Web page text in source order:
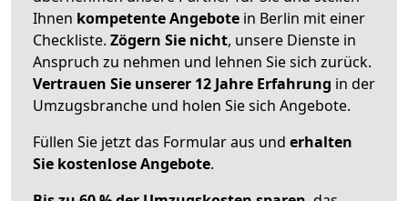
Ihnen kompetente Angebote in Berlin mit einer
Checkliste. Zögern Sie nicht, unsere Dienste in
Anspruch zu nehmen und lehnen Sie sich zurück.
Vertrauen Sie unserer 12 Jahre Erfahrung in der
Umzugsbranche und holen Sie sich Angebote.
Füllen Sie jetzt das Formular aus und erhalten
Sie kostenlose Angebote.